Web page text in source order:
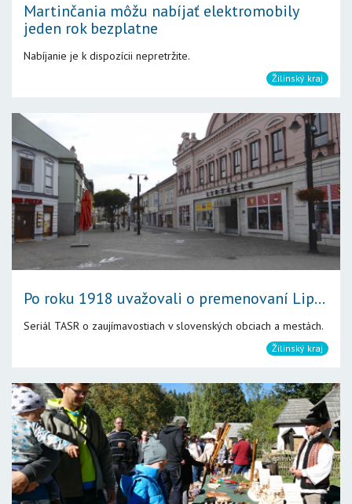
Martinčania môžu nabíjať elektromobily
jeden rok bezplatne
Nabíjanie je k dispozícii nepretržite.
Žilinský kraj
Po roku 1918 uvažovali o premenovaní Lip...
Seriál TASR o zaujímavostiach v slovenských obciach a mestách.
Žilinský kraj